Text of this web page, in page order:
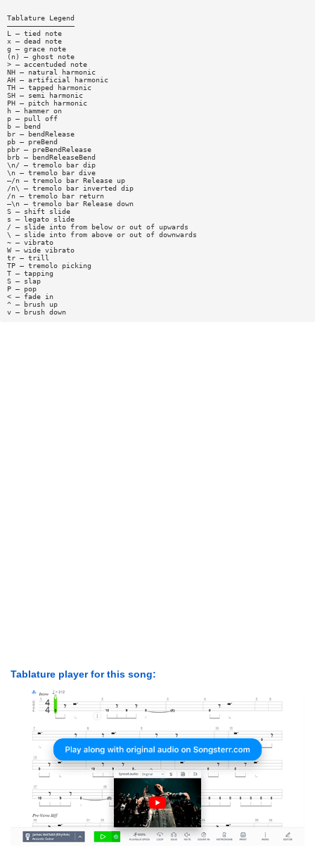
Tablature Legend
————————————————
L — tied note
x — dead note
g — grace note
(n) — ghost note
> — accentuded note
NH — natural harmonic
AH — artificial harmonic
TH — tapped harmonic
SH — semi harmonic
PH — pitch harmonic
h — hammer on
p — pull off
b — bend
br — bendRelease
pb — preBend
pbr — preBendRelease
brb — bendReleaseBend
\n/ — tremolo bar dip
\n — tremolo bar dive
—/n — tremolo bar Release up
/n\ — tremolo bar inverted dip
/n — tremolo bar return
—\n — tremolo bar Release down
S — shift slide
s — legato slide
/ — slide into from below or out of upwards
\ — slide into from above or out of downwards
~ — vibrato
W — wide vibrato
tr — trill
TP — tremolo picking
T — tapping
S — slap
P — pop
< — fade in
^ — brush up
v — brush down
Tablature player for this song: